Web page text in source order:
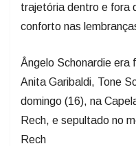
trajetória dentro e fora
conforto nas
Ângelo Schonardie era
Anita Garibaldi, Tone
domingo (16), na
Rech, e sepultado no
Rech